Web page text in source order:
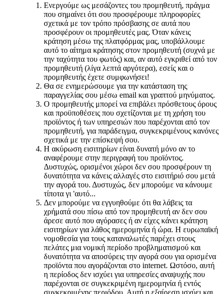
Ενεργούμε ως μεσάζοντες του προμηθευτή, πράγμα
που σημαίνει ότι σου προσφέρουμε πληροφορίες
σχετικά με τον τρόπο πρόσβασης σε αυτά που
προσφέρουν οι προμηθευτές μας. Όταν κάνεις
κράτηση μέσω της πλατφόρμας μας, υποβάλλουμε
αυτό το αίτημα κράτησης στον προμηθευτή (συχνά με
την ταχύτητα του φωτός) και, αν αυτό εγκριθεί από τον
προμηθευτή (λίγα λεπτά αργότερα), εσείς και ο
προμηθευτής έχετε συμφωνήσει!
Θα σε ενημερώσουμε για την κατάσταση της
παραγγελίας σου μέσω email και γραπτού μηνύματος.
Ο προμηθευτής μπορεί να επιβάλει πρόσθετους όρους
και προϋποθέσεις που σχετίζονται με τη χρήση του
προϊόντος ή των υπηρεσιών που παρέχονται από τον
προμηθευτή, για παράδειγμα, συγκεκριμένους κανόνες
σχετικά με την επίσκεψή σου.
Η ακύρωση εισιτηρίων είναι δυνατή μόνο αν το
αναφέρουμε στην περιγραφή του προϊόντος.
Δυστυχώς, ορισμένοι χώροι δεν σου προσφέρουν τη
δυνατότητα να κάνεις αλλαγές στο εισιτήριό σου μετά
την αγορά του. Δυστυχώς, δεν μπορούμε να κάνουμε
τίποτα γι 'αυτό...
Δεν μπορούμε να εγγυηθούμε ότι θα λάβεις τα
χρήματά σου πίσω από τον προμηθευτή αν δεν σου
άρεσε αυτό που αγόρασες ή αν είχες κάνει κράτηση
εισιτηρίων για λάθος ημερομηνία ή ώρα. Η ευρωπαϊκή
νομοθεσία για τους καταναλωτές παρέχει στους
πελάτες μια νομική περίοδο προβληματισμού και
δυνατότητα να αποσύρεις την αγορά σου για ορισμένα
προϊόντα που αγοράζονται στο internet. Ωστόσο, αυτή
η περίοδος δεν ισχύει για υπηρεσίες αναψυχής που
παρέχονται σε συγκεκριμένη ημερομηνία ή εντός
συγκεκριμένης περιόδου. Αυτή η εξαίρεση ισχύει και